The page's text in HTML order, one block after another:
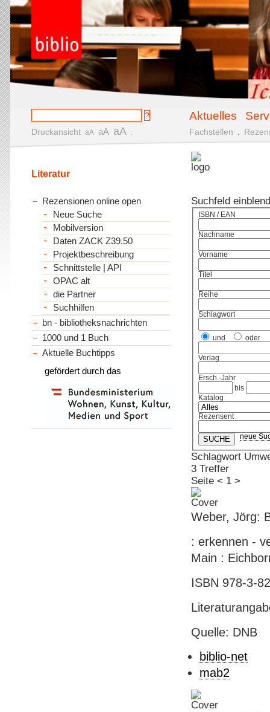
Aktuelles
Druckansicht aA aA aA Fachstellen
Suchfeld
ISBN / EAN
Nachname
Vorname
Titel
Reihe
Schlagwort
und oder
Verlag
Ersch.-Jahr
bis
Katalog
Rezensent
neue
Schlagwort
3 Treffer
Seite < 1 >
Weber, Jörg:
: erkennen -
Main :
ISBN 978-3-
Quelle: DNB
biblio-net
mab2
Literatur
Rezensionen online open
Neue Suche
Mobilversion
Daten ZACK Z39.50
Projektbeschreibung
Schnittstelle | API
OPAC alt
die Partner
Suchhilfen
bn - bibliotheksnachrichten
1000 und 1 Buch
Aktuelle Buchtipps
gefördert durch das